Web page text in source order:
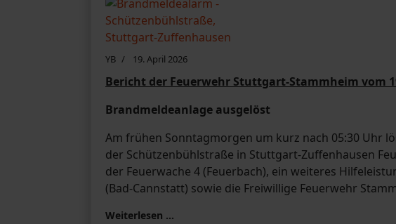
YB 19. April 2026
Bericht der Feuerwehr Stuttgart-Stammheim vom
Brandmeldeanlage ausgelöst
Am frühen Sonntagmorgen um kurz nach 05:30 Uhr
der Schützenbühlstraße in Stuttgart-Zuffenhausen
der Feuerwache 4 (Feuerbach), ein weiteres
(Bad-Cannstatt) sowie die Freiwillige Feuerwehr
Weiterlesen …